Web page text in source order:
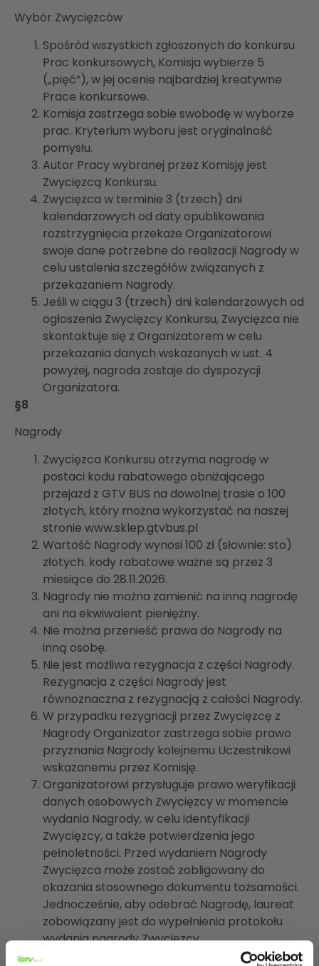
Wybór Zwycięzców
Spośród wszystkich zgłoszonych do konkursu
Prac konkursowych, Komisja wybierze 5
(„pięć”), w jej ocenie najbardziej kreatywne
Prace konkursowe.
Komisja zastrzega sobie swobodę w wyborze
prac. Kryterium wyboru jest oryginalność
pomysłu.
Autor Pracy wybranej przez Komisję jest
Zwycięzcą Konkursu.
Zwycięzca w terminie 3 (trzech) dni
kalendarzowych od daty opublikowania
rozstrzygnięcia przekaże Organizatorowi
swoje dane potrzebne do realizacji Nagrody w
celu ustalenia szczegółów związanych z
przekazaniem Nagrody.
Jeśli w ciągu 3 (trzech) dni kalendarzowych od
ogłoszenia Zwycięzcy Konkursu, Zwycięzca nie
skontaktuje się z Organizatorem w celu
przekazania danych wskazanych w ust. 4
powyżej, nagroda zostaje do dyspozycji
Organizatora.
§8
Nagrody
Zwycięzca Konkursu otrzyma nagrodę w
postaci kodu rabatowego obniżającego
przejazd z GTV BUS na dowolnej trasie o 100
złotych, który można wykorzystać na naszej
stronie www.sklep.gtvbus.pl
Wartość Nagrody wynosi 100 zł (słownie: sto)
złotych. kody rabatowe ważne są przez 3
miesiące do 28.11.2026.
Nagrody nie można zamienić na inną nagrodę
ani na ekwiwalent pieniężny.
Nie można przenieść prawa do Nagrody na
inną osobę.
Nie jest możliwa rezygnacja z części Nagrody.
Rezygnacja z części Nagrody jest
równoznaczna z rezygnacją z całości Nagrody.
W przypadku rezygnacji przez Zwycięzcę z
Nagrody Organizator zastrzega sobie prawo
przyznania Nagrody kolejnemu Uczestnikowi
wskazanemu przez Komisję.
Organizatorowi przysługuje prawo weryfikacji
danych osobowych Zwycięzcy w momencie
wydania Nagrody, w celu identyfikacji
Zwycięzcy, a także potwierdzenia jego
pełnoletności. Przed wydaniem Nagrody
Zwycięzca może zostać zobligowany do
okazania stosownego dokumentu tożsamości.
Jednocześnie, aby odebrać Nagrodę, laureat
zobowiązany jest do wypełnienia protokołu
wydania nagrody Zwycięzcy.
§9